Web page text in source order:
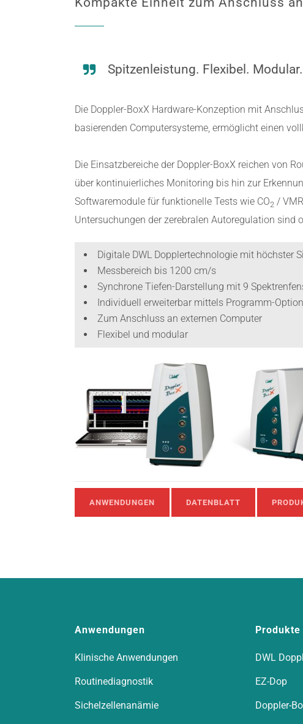
Spitzenleistung. Flexibel. Modular.
Die Doppler-BoxX Hardware-Konzeption mit
basierenden Computersysteme, ermöglicht einen
Die Einsatzbereiche der Doppler-BoxX reichen von
über kontinuierliches Monitoring bis hin zur
Softwaremodule für funktionelle Tests wie CO2 /
Untersuchungen der zerebralen Autoregulation sind
Digitale DWL Dopplertechnologie mit höchster
Messbereich bis 1200 cm/s
Synchrone Tiefen-Darstellung mit 9
Individuell erweiterbar mittels Programm-
Zum Anschluss an externen Computer
Flexibel und modular
ANWENDUNGEN DATENBLATT
Anwendungen
Klinische Anwendungen
Routinediagnostik
Sichelzellenanämie
Produkte
DWL
EZ-Dop
Doppler-